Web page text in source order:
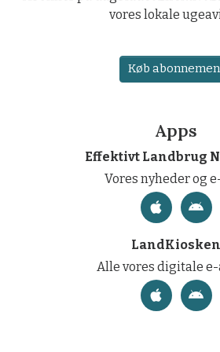
vores lokale
Køb
Apps
Effektivt Landbrug
Vores nyheder og
LandKiosken
Alle vores digitale e-